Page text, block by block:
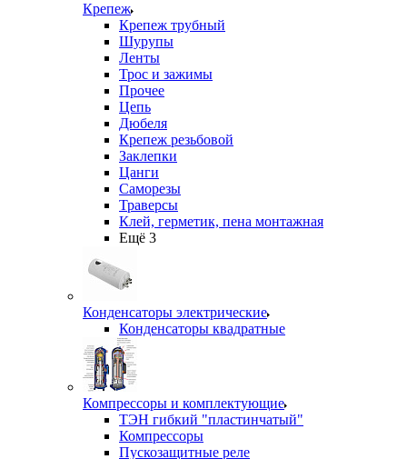
Крепеж
Крепеж трубный
Шурупы
Ленты
Трос и зажимы
Прочее
Цепь
Дюбеля
Крепеж резьбовой
Заклепки
Цанги
Саморезы
Траверсы
Клей, герметик, пена монтажная
Ещё 3
Конденсаторы электрические
Конденсаторы квадратные
Компрессоры и комплектующие
ТЭН гибкий "пластинчатый"
Компрессоры
Пускозащитные реле